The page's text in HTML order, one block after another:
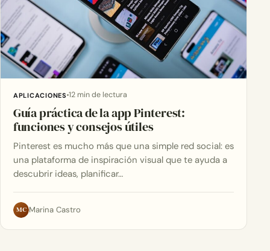
APLICACIONES 12 min de lectura
Guía práctica de la app Pinterest:
funciones y consejos útiles
Pinterest es mucho más que una simple red social: es
una plataforma de inspiración visual que te ayuda a
descubrir ideas, planificar…
MC Marina Castro